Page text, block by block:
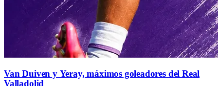
Van Duiven y Yeray, máximos goleadores del Real
Valladolid